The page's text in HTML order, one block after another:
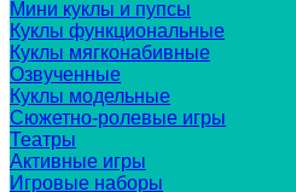
Мини куклы и пупсы
Куклы функциональные
Куклы мягконабивные
Озвученные
Куклы модельные
Сюжетно-ролевые игры
Театры
Активные игры
Игровые наборы